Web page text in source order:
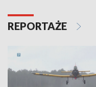
REPORTAŻE